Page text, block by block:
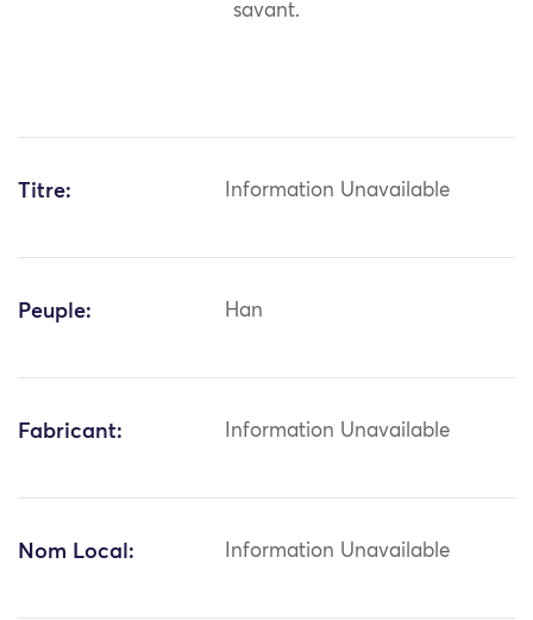
savant.
Titre: Information Unavailable
Peuple: Han
Fabricant: Information Unavailable
Nom Local: Information Unavailable